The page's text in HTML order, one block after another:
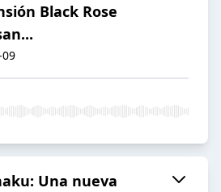
Black Rose
Una nueva